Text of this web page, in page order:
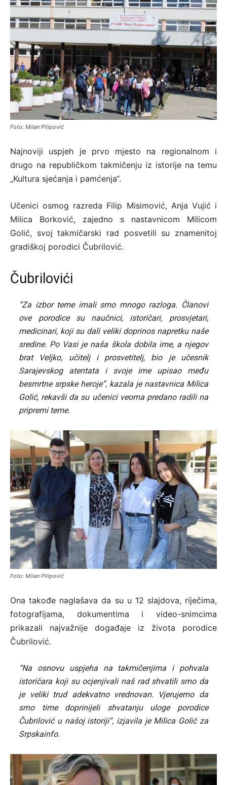
Foto: Milan Pilipović
Najnoviji uspjeh je prvo mjesto na regionalnom i
drugo na republičkom takmičenju iz istorije na temu
„Kultura sjećanja i pamćenja“.
Učenici osmog razreda Filip Misimović, Anja Vujić i
Milica Borković, zajedno s nastavnicom Milicom
Golić, svoj takmičarski rad posvetili su znamenitoj
gradiškoj porodici Čubrilović.
Čubrilovići
“Za izbor teme imali smo mnogo razloga. Članovi
ove porodice su naučnici, istoričari, prosvjetari,
medicinari, koji su dali veliki doprinos napretku naše
sredine. Po Vasi je naša škola dobila ime, a njegov
brat Veljko, učitelj i prosvetitelj, bio je učesnik
Sarajevskog atentata i svoje ime upisao među
besmrtne srpske heroje”, kazala je nastavnica Milica
Golić, rekavši da su učenici veoma predano radili na
pripremi teme.
Foto: Milan Pilipović
Ona takođe naglašava da su u 12 slajdova, riječima,
fotografijama, dokumentima i video-snimcima
prikazali najvažnije događaje iz života porodice
Čubrilović.
“Na osnovu uspjeha na takmičenjima i pohvala
istoričara koji su ocjenjivali naš rad shvatili smo da
je veliki trud adekvatno vrednovan. Vjerujemo da
smo time doprinijeli shvatanju uloge porodice
Čubrilović u našoj istoriji”, izjavila je Milica Golić za
Srpskainfo.